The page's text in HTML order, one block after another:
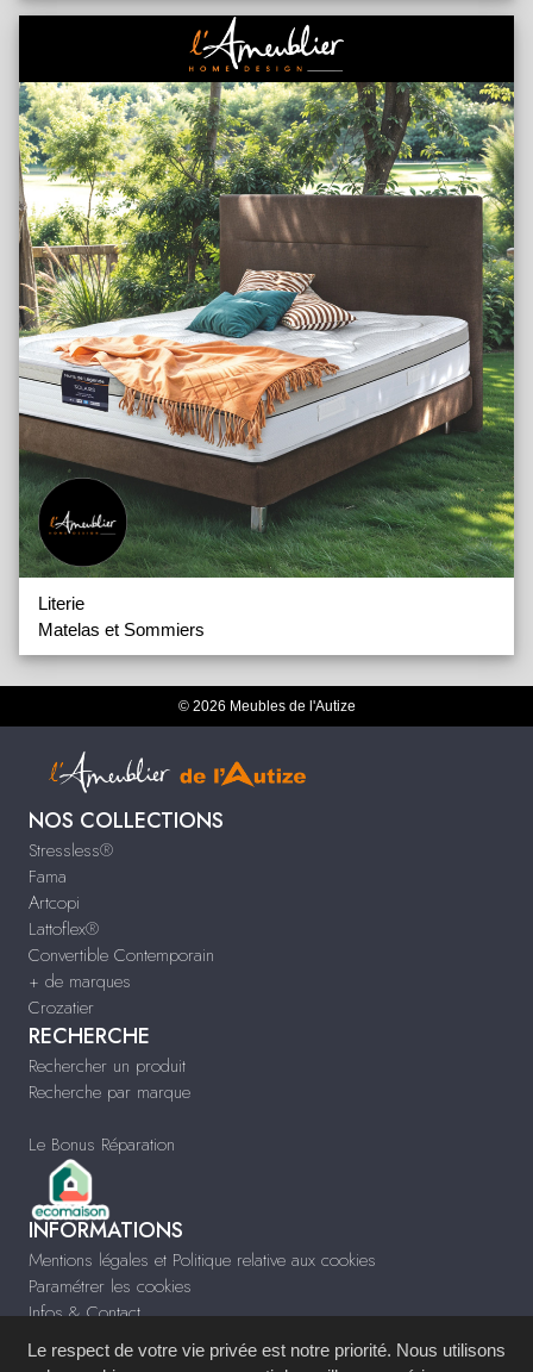
Literie
Matelas et Sommiers
© 2026 Meubles de l'Autize
NOS COLLECTIONS
Stressless®
Fama
Artcopi
Lattoflex®
Convertible Contemporain
+ de marques
Crozatier
RECHERCHE
Rechercher un produit
Recherche par marque
Le Bonus Réparation
INFORMATIONS
Mentions légales et Politique relative aux cookies
Paramétrer les cookies
Infos & Contact
Le respect de votre vie privée est notre priorité. Nous utilisons